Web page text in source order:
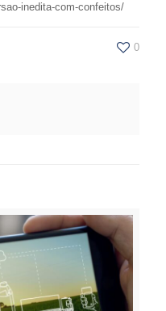
inedita-com-confeitos/
0